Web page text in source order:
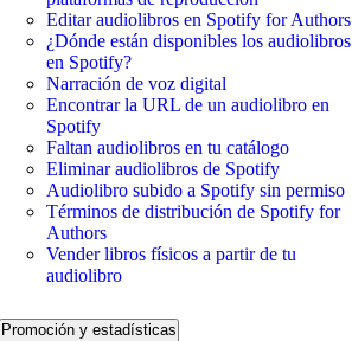
Editar audiolibros en Spotify for Authors
¿Dónde están disponibles los audiolibros
en Spotify?
Narración de voz digital
Encontrar la URL de un audiolibro en
Spotify
Faltan audiolibros en tu catálogo
Eliminar audiolibros de Spotify
Audiolibro subido a Spotify sin permiso
Términos de distribución de Spotify for
Authors
Vender libros físicos a partir de tu
audiolibro
Promoción y estadísticas